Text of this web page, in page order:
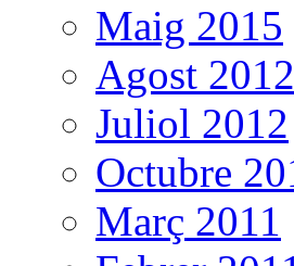
Maig 2015
Agost 2012
Juliol 2012
Octubre
Març 2011